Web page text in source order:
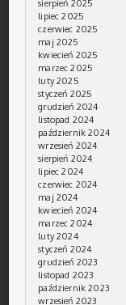
sierpień 2025
lipiec 2025
czerwiec 2025
maj 2025
kwiecień 2025
marzec 2025
luty 2025
styczeń 2025
grudzień 2024
listopad 2024
październik 2024
wrzesień 2024
sierpień 2024
lipiec 2024
czerwiec 2024
maj 2024
kwiecień 2024
marzec 2024
luty 2024
styczeń 2024
grudzień 2023
listopad 2023
październik 2023
wrzesień 2023